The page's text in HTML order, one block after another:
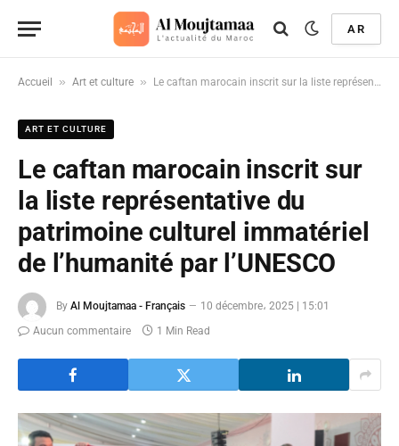
AR
Accueil » Art et culture » Le caftan marocain inscrit sur la liste représentative du patrimoine culturel immatériel de l’humanité par l’UNESCO
ART ET CULTURE
Le caftan marocain inscrit sur
la liste représentative du
patrimoine culturel immatériel
de l’humanité par l’UNESCO
By Al Moujtamaa - Français
10 décembre، 2025 | 15:01
Aucun commentaire
1 Min Read